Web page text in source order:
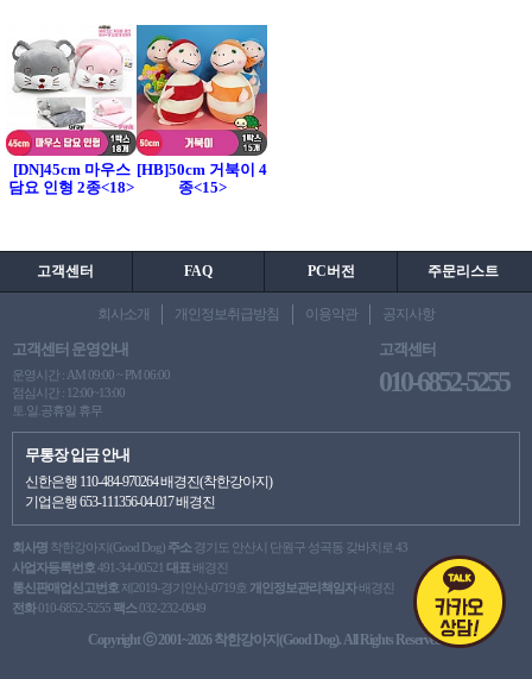
[DN]45cm 마우스
담요 인형 2종<18>
[HB]50cm 거북이 4
종<15>
고객센터 FAQ PC버전 주문리스트
회사소개 개인정보취급방침 이용약관 공지사항
고객센터 운영안내
운영시간 : AM 09:00 ~ PM 06:00
점심시간 : 12:00~13:00
토.일.공휴일 휴무
고객센터
010-6852-5255
무통장 입금 안내
신한은행 110-484-970264 배경진(착한강아지)
기업은행 653-111356-04-017 배경진
회사명 착한강아지(Good Dog) 주소 경기도 안산시 단원구 성곡동 갖바치로 43
사업자등록번호491-34-00521 대표 배경진
통신판매업신고번호 제2019-경기안산-0719호 개인정보관리책임자배경진
전화010-6852-5255 팩스032-232-0949
Copyright ⓒ 2001~2026 착한강아지(Good Dog). All Rights Reserved.